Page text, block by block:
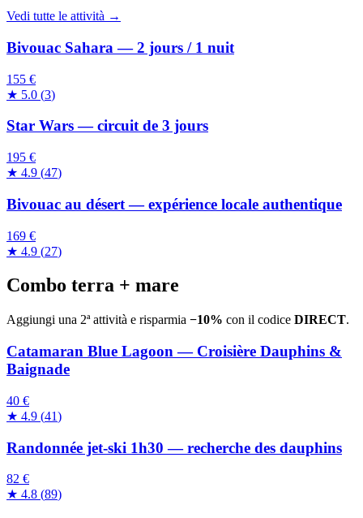
Vedi tutte le attività →
Bivouac Sahara — 2 jours / 1 nuit
155 €
★ 5.0 (3)
Star Wars — circuit de 3 jours
195 €
★ 4.9 (47)
Bivouac au désert — expérience locale authentique
169 €
★ 4.9 (27)
Combo terra + mare
Aggiungi una 2ª attività e risparmia −10% con il codice DIRECT.
Catamaran Blue Lagoon — Croisière Dauphins &
Baignade
40 €
★ 4.9 (41)
Randonnée jet-ski 1h30 — recherche des dauphins
82 €
★ 4.8 (89)